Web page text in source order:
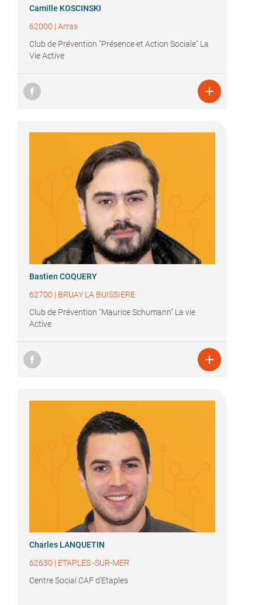
Camille KOSCINSKI
62000 | Arras
Club de Prévention "Présence et Action Sociale" La
Vie Active

Bastien COQUERY
62700 | BRUAY LA BUISSIERE
Club de Prévention "Maurice Schumann" La vie
Active

Charles LANQUETIN
62630 | ETAPLES -SUR-MER
Centre Social CAF d'Etaples